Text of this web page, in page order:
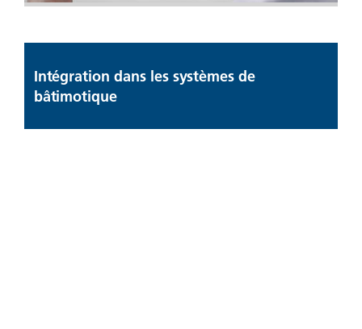
Intégration dans les systèmes de
bâtimotique